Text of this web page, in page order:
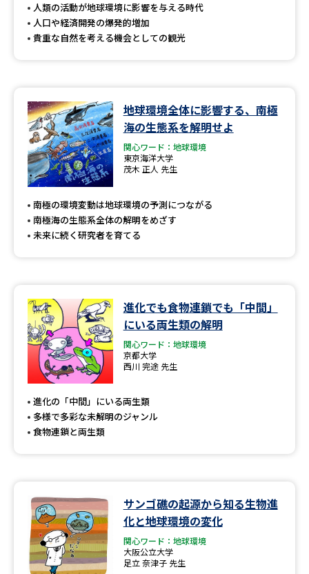
Ｑ＆Ａ よくあるご質問 大学進学IDについて
テレメール
お支払いサイト
個人情報取扱規定
特定商取引表記
テレメール進学カタログ
訂正のご案内
人類の活動が地球環境に影響を与える時代
人口や経済開発の爆発的増加
貴重な自然を考える機会としての観光
地球環境全体に影響する、南極
海の生態系を解明せよ
関心ワード：地球環境
東京海洋大学
茂木 正人 先生
南極の環境変動は地球環境の予測につながる
南極海の生態系全体の解明をめざす
未来に続く研究者を育てる
進化でも食物連鎖でも「中間」
にいる両生類の解明
関心ワード：地球環境
京都大学
西川 完途 先生
進化の「中間」にいる両生類
多様で多彩な未解明のジャンル
食物連鎖と両生類
サンゴ礁の起源から知る生物進
化と地球環境の変化
関心ワード：地球環境
大阪公立大学
足立 奈津子 先生